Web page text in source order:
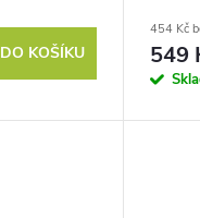
DO KOŠÍKU
454 Kč
549